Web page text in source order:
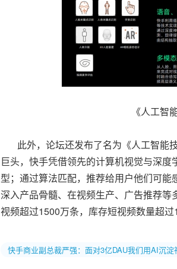
《人工智
此外，论坛还发布了名为《人工智能
巨头，快手凭借领先的计算机视觉与深
型；通过算法匹配，推荐给用户他们可
深入产品骨髓、在视频生产、广告推荐
视频超过1500万条，库存短视频数量超过
快手商业副总裁严强：面对3亿DAU我们用AI沉淀